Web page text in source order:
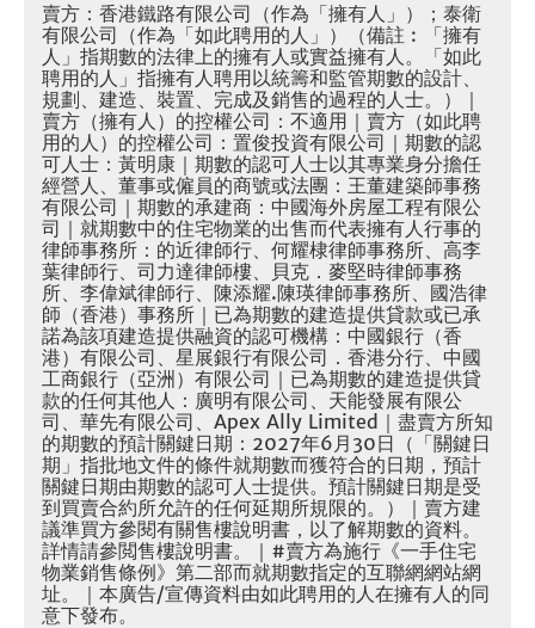
賣方：香港鐵路有限公司（作為「擁有人」）；泰衛
有限公司（作為「如此聘用的人」）（備註︰「擁有
人」指期數的法律上的擁有人或實益擁有人。「如此
聘用的人」指擁有人聘用以統籌和監管期數的設計、
規劃、建造、裝置、完成及銷售的過程的人士。）｜
賣方（擁有人）的控權公司：不適用｜賣方（如此聘
用的人）的控權公司：置俊投資有限公司｜期數的認
可人士：黃明康｜期數的認可人士以其專業身分擔任
經營人、董事或僱員的商號或法團：王董建築師事務
有限公司｜期數的承建商：中國海外房屋工程有限公
司｜就期數中的住宅物業的出售而代表擁有人行事的
律師事務所：的近律師行、何耀棣律師事務所、高李
葉律師行、司力達律師樓、貝克．麥堅時律師事務
所、李偉斌律師行、陳添耀.陳瑛律師事務所、國浩律
師（香港）事務所｜已為期數的建造提供貸款或已承
諾為該項建造提供融資的認可機構：中國銀行（香
港）有限公司、星展銀行有限公司．香港分行、中國
工商銀行（亞洲）有限公司｜已為期數的建造提供貸
款的任何其他人：廣明有限公司、天能發展有限公
司、華先有限公司、Apex Ally Limited｜盡賣方所知
的期數的預計關鍵日期：2027年6月30日（「關鍵日
期」指批地文件的條件就期數而獲符合的日期，預計
關鍵日期由期數的認可人士提供。預計關鍵日期是受
到買賣合約所允許的任何延期所規限的。）｜賣方建
議準買方參閱有關售樓說明書，以了解期數的資料。
詳情請參閲售樓說明書。｜#賣方為施行《一手住宅
物業銷售條例》第二部而就期數指定的互聯網網站網
址。｜本廣告/宣傳資料由如此聘用的人在擁有人的同
意下發布。